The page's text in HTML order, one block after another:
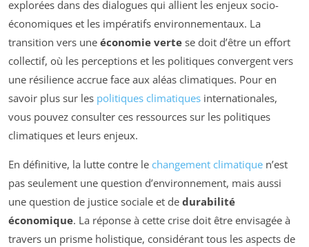
explorées dans des dialogues qui allient les enjeux socio-
économiques et les impératifs environnementaux. La
transition vers une économie verte se doit d’être un effort
collectif, où les perceptions et les politiques convergent vers
une résilience accrue face aux aléas climatiques. Pour en
savoir plus sur les politiques climatiques internationales,
vous pouvez consulter ces ressources sur les politiques
climatiques et leurs enjeux.
En définitive, la lutte contre le changement climatique n’est
pas seulement une question d’environnement, mais aussi
une question de justice sociale et de durabilité
économique. La réponse à cette crise doit être envisagée à
travers un prisme holistique, considérant tous les aspects de